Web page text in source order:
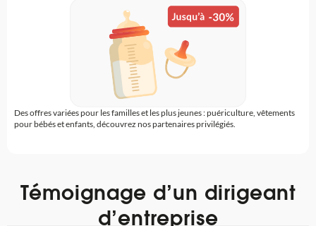
Des offres variées pour les familles et les plus jeunes : puériculture, vêtements
pour bébés et enfants, découvrez nos partenaires privilégiés.
Témoignage d’un dirigeant
d’entreprise